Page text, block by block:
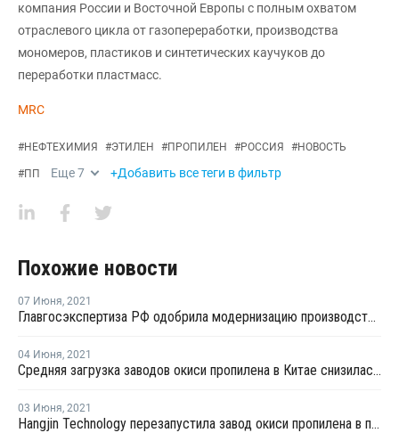
компания России и Восточной Европы с полным охватом
отраслевого цикла от газопереработки, производства
мономеров, пластиков и синтетических каучуков до
переработки пластмасс.
MRC
#НЕФТЕХИМИЯ #ЭТИЛЕН #ПРОПИЛЕН #РОССИЯ #НОВОСТЬ
#ПП Еще7 +Добавить все теги в фильтр
Похожие новости
07 Июня, 2021
Главгосэкспертиза РФ одобрила модернизацию производства ПП на Полиоме
04 Июня, 2021
Средняя загрузка заводов окиси пропилена в Китае снизилась в конце мая на 2,2%
03 Июня, 2021
Hangjin Technology перезапустила завод окиси пропилена в провинции Ляонин после планового ремонта